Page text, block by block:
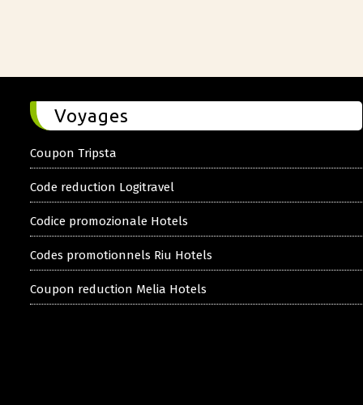
Voyages
Coupon Tripsta
Code reduction Logitravel
Codice promozionale Hotels
Codes promotionnels Riu Hotels
Coupon reduction Melia Hotels